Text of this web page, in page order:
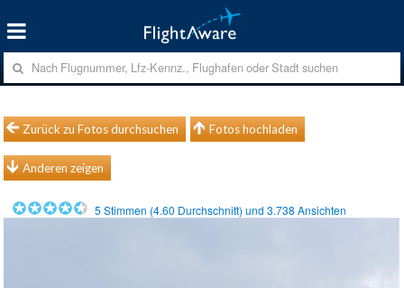
Zurück zu Fotos durchsuchen Fotos hochladen
Anderen zeigen
5 Stimmen (4.60 Durchschnitt) und3.738 Ansichten